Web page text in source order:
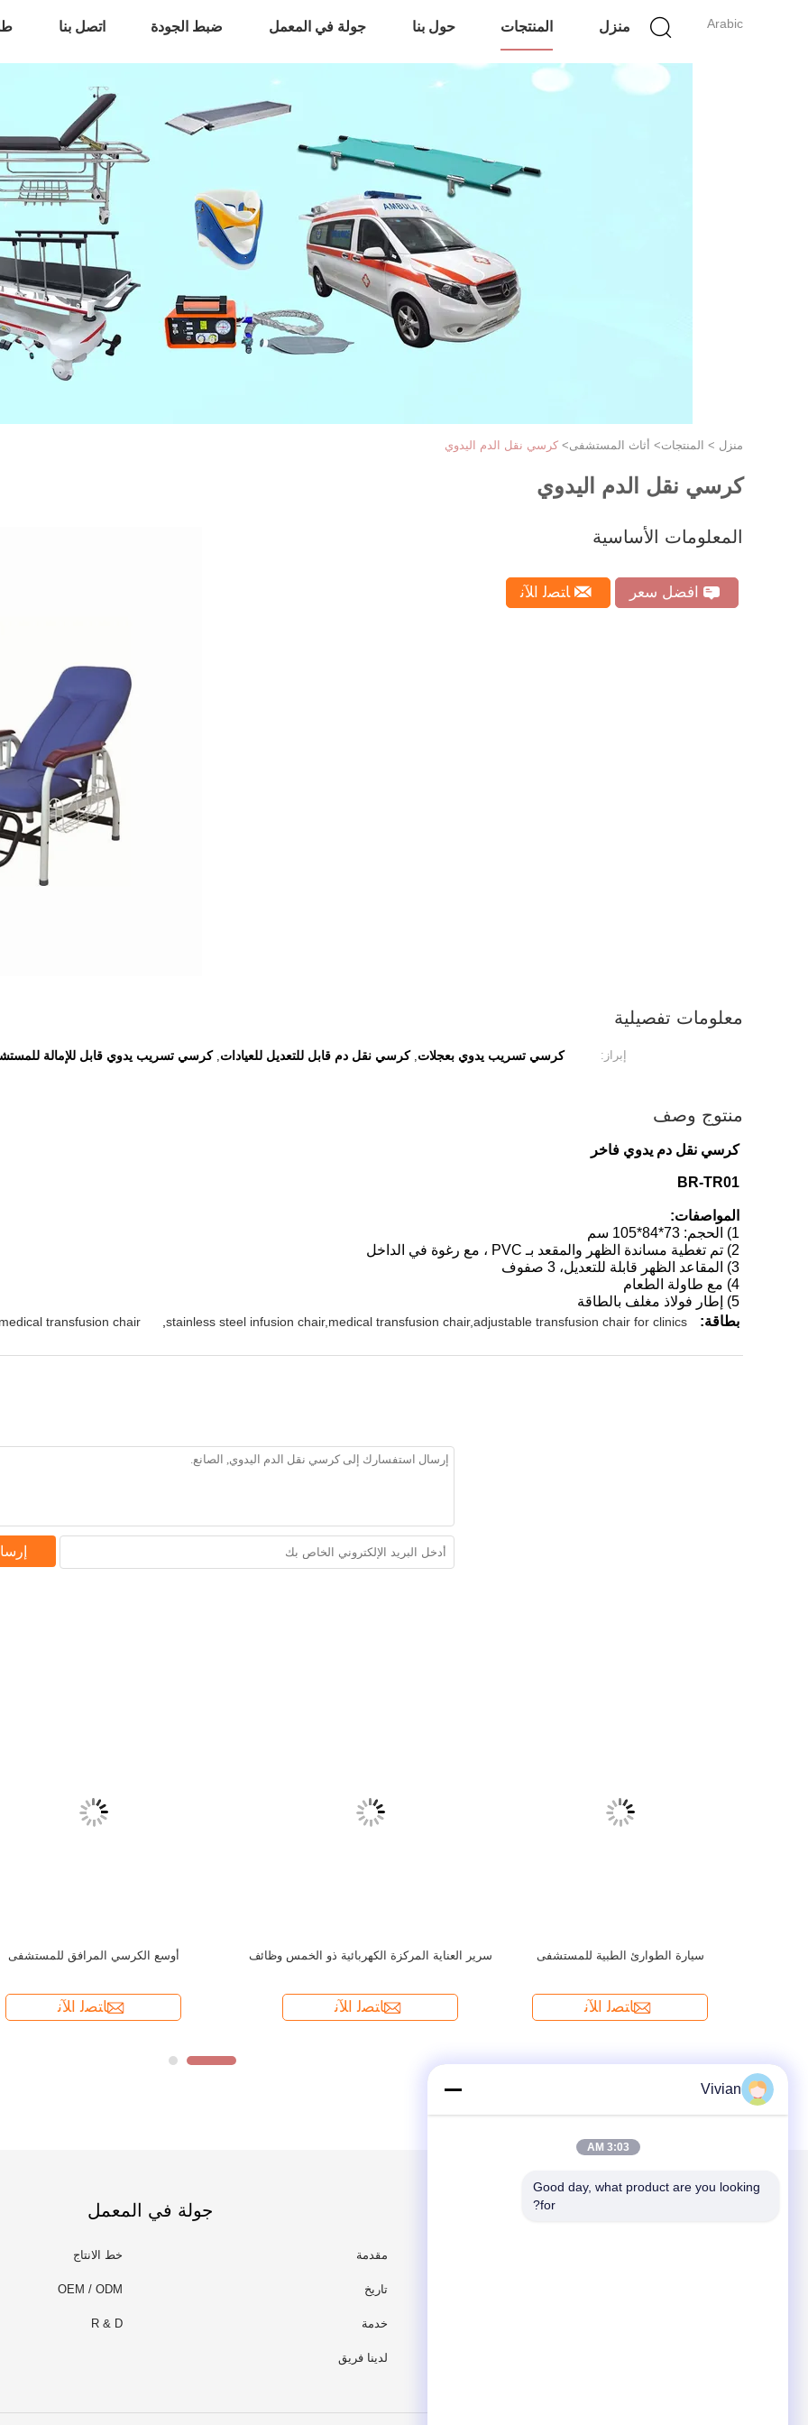
Arabic منزل المنتجات حول بنا جولة في المعمل ضبط الجودة اتصل بنا
منزل > المنتجات> أثاث المستشفى> كرسي نقل الدم اليدوي
كرسي نقل الدم اليدوي
المعلومات الأساسية
افضل سعر ﺎﺘﺼﻟ ﺍﻶﻧ
معلومات تفصيلية
إبراز: كرسي تسريب يدوي بعجلات,كرسي نقل دم قابل للتعديل للعيادات,كرسي تسريب يدوي قابل للإمالة
منتوج وصف
كرسي نقل دم يدوي فاخر
BR-TR01
المواصفات:
1) الحجم: 73*84*105 سم
2) تم تغطية مساندة الظهر والمقعد بـ PVC ، مع رغوة في الداخل
3) المقاعد الظهر قابلة للتعديل، 3 صفوف
4) مع طاولة الطعام
5) إطار فولاذ مغلف بالطاقة
بطاقة:
stainless steel infusion chair,medical transfusion chair,adjustable transfusion chair for clinics
transfusion chair
مقدمة
تاريخ
خدمة
لدينا فريق
جولة في المعمل
خط الانتاج
OEM / ODM
R & D
Vivian
3:03 AM
Good day, what product are you looking
for?